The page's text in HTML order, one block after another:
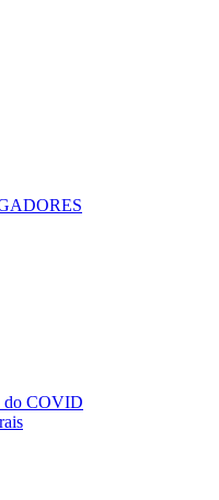
do COVID